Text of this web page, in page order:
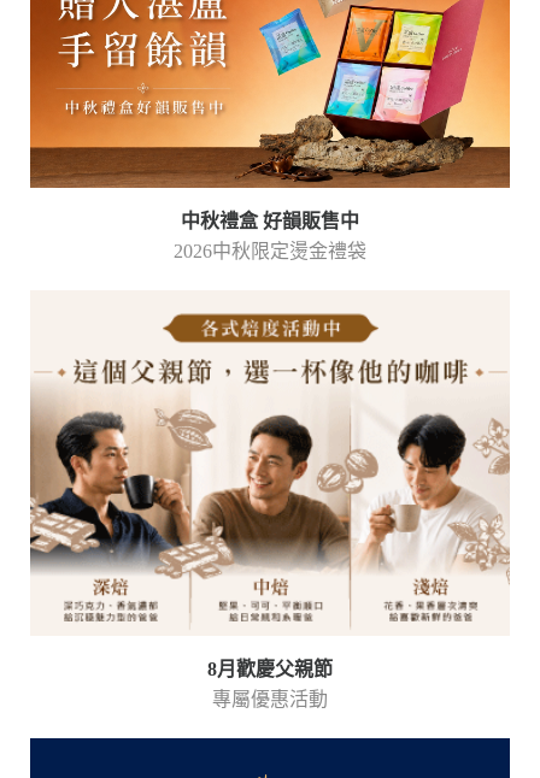
中秋禮盒 好韻販售中
2026中秋限定燙金禮袋
8月歡慶父親節
專屬優惠活動